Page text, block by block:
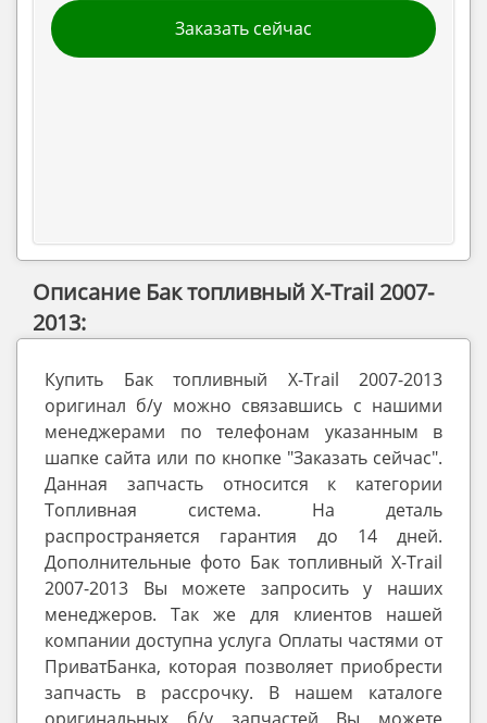
Заказать сейчас
Описание Бак топливный X-Trail 2007-
2013:
Купить Бак топливный X-Trail 2007-2013
оригинал б/у можно связавшись с нашими
менеджерами по телефонам указанным в
шапке сайта или по кнопке "Заказать сейчас".
Данная запчасть относится к категории
Топливная система. На деталь
распространяется гарантия до 14 дней.
Дополнительные фото Бак топливный X-Trail
2007-2013 Вы можете запросить у наших
менеджеров. Так же для клиентов нашей
компании доступна услуга Оплаты частями от
ПриватБанка, которая позволяет приобрести
запчасть в рассрочку. В нашем каталоге